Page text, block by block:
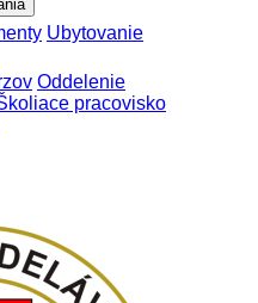
Ubytovanie
Oddelenie
pracovisko